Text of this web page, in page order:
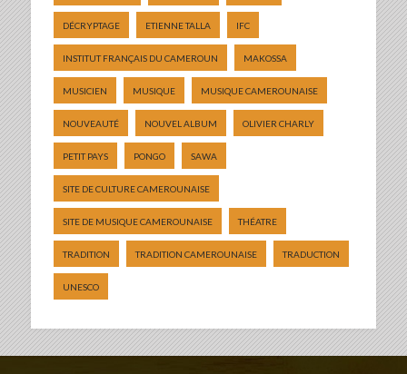
DÉCRYPTAGE ETIENNE TALLA IFC
INSTITUT FRANÇAIS DU CAMEROUN MAKOSSA
MUSICIEN MUSIQUE MUSIQUE CAMEROUNAISE
NOUVEAUTÉ NOUVEL ALBUM OLIVIER CHARLY
PETIT PAYS PONGO SAWA
SITE DE CULTURE CAMEROUNAISE
SITE DE MUSIQUE CAMEROUNAISE THÉATRE
TRADITION TRADITION CAMEROUNAISE TRADUCTION
UNESCO